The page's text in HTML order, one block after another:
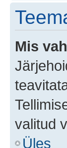
Mis
valitud
Üles